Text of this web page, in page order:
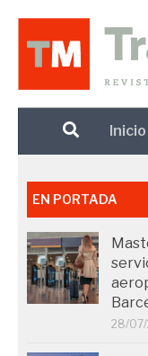
Debajo del
Inicio
EN PORTADA
28/